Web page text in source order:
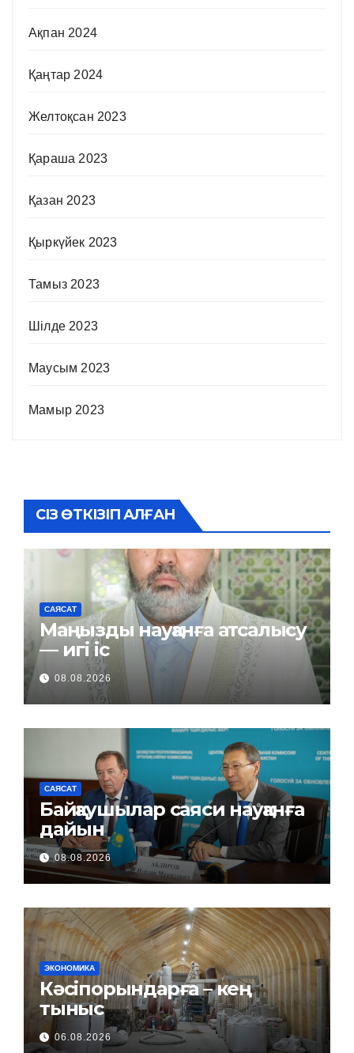
Ақпан 2024
Қаңтар 2024
Желтоқсан 2023
Қараша 2023
Қазан 2023
Қыркүйек 2023
Тамыз 2023
Шілде 2023
Маусым 2023
Мамыр 2023
СІЗ ӨТКІЗІП АЛҒАН
САЯСАТ
Маңызды науқанға атсалысу
— игі іс
08.08.2026
САЯСАТ
Байқаушылар саяси науқанға
дайын
08.08.2026
ЭКОНОМИКА
Кәсіпорындарға – кең
тыныс
06.08.2026